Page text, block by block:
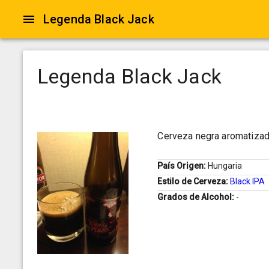
Legenda Black Jack
Legenda Black Jack
Cerveza negra
País Origen: Hungaria
Estilo de Cerveza: Black IPA
Grados de Alcohol: -